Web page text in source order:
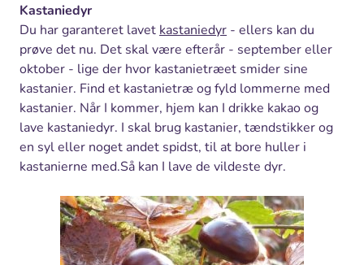
Kastaniedyr
Du har garanteret lavet kastaniedyr - ellers kan du
prøve det nu. Det skal være efterår - september eller
oktober - lige der hvor kastanietræet smider sine
kastanier. Find et kastanietræ og fyld lommerne med
kastanier. Når I kommer, hjem kan I drikke kakao og
lave kastaniedyr. I skal brug kastanier, tændstikker og
en syl eller noget andet spidst, til at bore huller i
kastanierne med.Så kan I lave de vildeste dyr.